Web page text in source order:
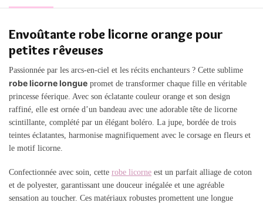
Envoûtante robe licorne orange pour
petites rêveuses
Passionnée par les arcs-en-ciel et les récits enchanteurs ? Cette sublime
robe licorne longue promet de transformer chaque fille en véritable
princesse féerique. Avec son éclatante couleur orange et son design
raffiné, elle est ornée d’un bandeau avec une adorable tête de licorne
scintillante, complété par un élégant boléro. La jupe, bordée de trois
teintes éclatantes, harmonise magnifiquement avec le corsage en fleurs et
le motif licorne.
Confectionnée avec soin, cette robe licorne est un parfait alliage de coton
et de polyester, garantissant une douceur inégalée et une agréable
sensation au toucher. Ces matériaux robustes promettent une longue